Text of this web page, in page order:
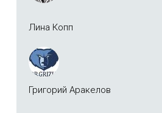
Лина Копп
Григорий Аракелов